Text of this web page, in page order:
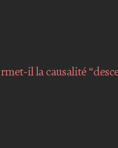
il la causalité